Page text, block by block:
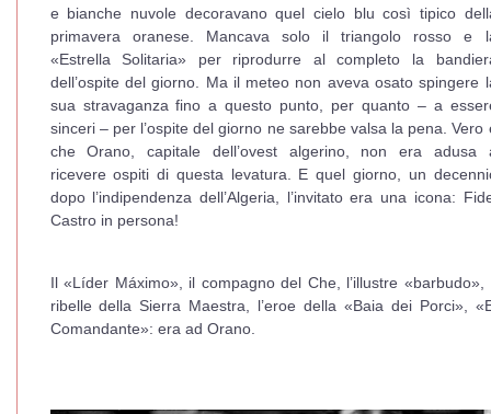
e bianche nuvole decoravano quel cielo blu così tipico
primavera oranese. Mancava solo il triangolo rosso e
«Estrella Solitaria» per riprodurre al completo la
dell’ospite del giorno. Ma il meteo non aveva osato spingere
sua stravaganza fino a questo punto, per quanto – a
sinceri – per l’ospite del giorno ne sarebbe valsa la pena. Vero
che Orano, capitale dell’ovest algerino, non era adusa
ricevere ospiti di questa levatura. E quel giorno, un
dopo l’indipendenza dell’Algeria, l’invitato era una icona:
Castro in persona!
Il «Líder Máximo», il compagno del Che, l’illustre «barbudo»,
ribelle della Sierra Maestra, l’eroe della «Baia dei Porci»,
Comandante»: era ad Orano.